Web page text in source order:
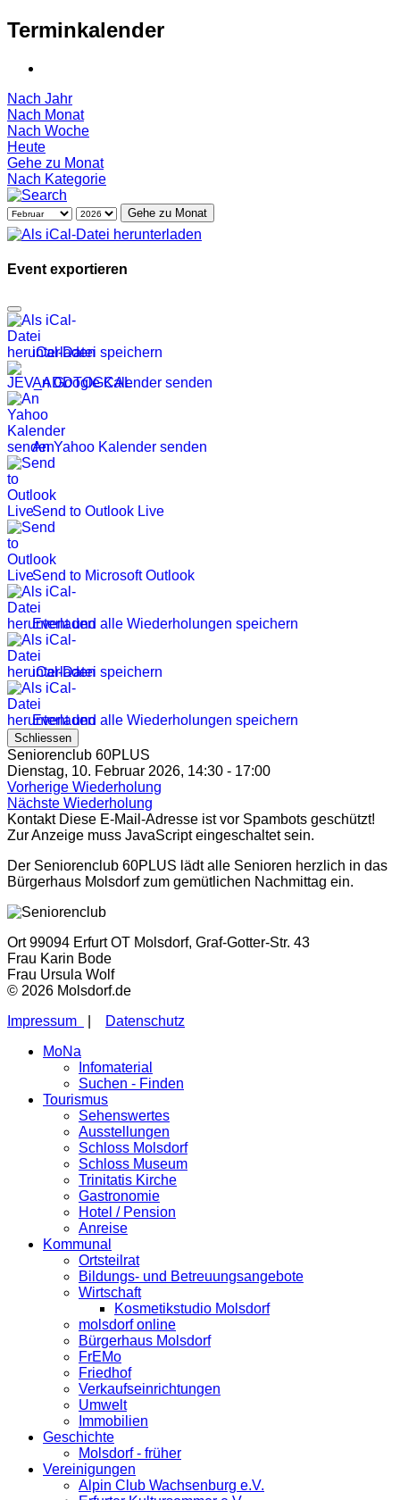
Terminkalender
Nach Jahr
Nach Monat
Nach Woche
Heute
Gehe zu Monat
Nach Kategorie
Gehe zu Monat
Event exportieren
iCal-Datei speichern
An Google Kalender senden
An Yahoo Kalender senden
Send to Outlook Live
Send to Microsoft Outlook
Event und alle Wiederholungen speichern
iCal-Datei speichern
Event und alle Wiederholungen speichern
Schliessen
Seniorenclub 60PLUS
Dienstag, 10. Februar 2026, 14:30 - 17:00
Vorherige Wiederholung
Nächste Wiederholung
Kontakt Diese E-Mail-Adresse ist vor Spambots geschützt!
Zur Anzeige muss JavaScript eingeschaltet sein.
Der Seniorenclub 60PLUS lädt alle Senioren herzlich in das
Bürgerhaus Molsdorf zum gemütlichen Nachmittag ein.
Ort99094 Erfurt OT Molsdorf, Graf-Gotter-Str. 43
Frau Karin Bode
Frau Ursula Wolf
© 2026 Molsdorf.de
Impressum
Datenschutz
MoNa
Infomaterial
Suchen - Finden
Tourismus
Sehenswertes
Ausstellungen
Schloss Molsdorf
Schloss Museum
Trinitatis Kirche
Gastronomie
Hotel / Pension
Anreise
Kommunal
Ortsteilrat
Bildungs- und Betreuungsangebote
Wirtschaft
Kosmetikstudio Molsdorf
molsdorf online
Bürgerhaus Molsdorf
FrEMo
Friedhof
Verkaufseinrichtungen
Umwelt
Immobilien
Geschichte
Molsdorf - früher
Vereinigungen
Alpin Club Wachsenburg e.V.